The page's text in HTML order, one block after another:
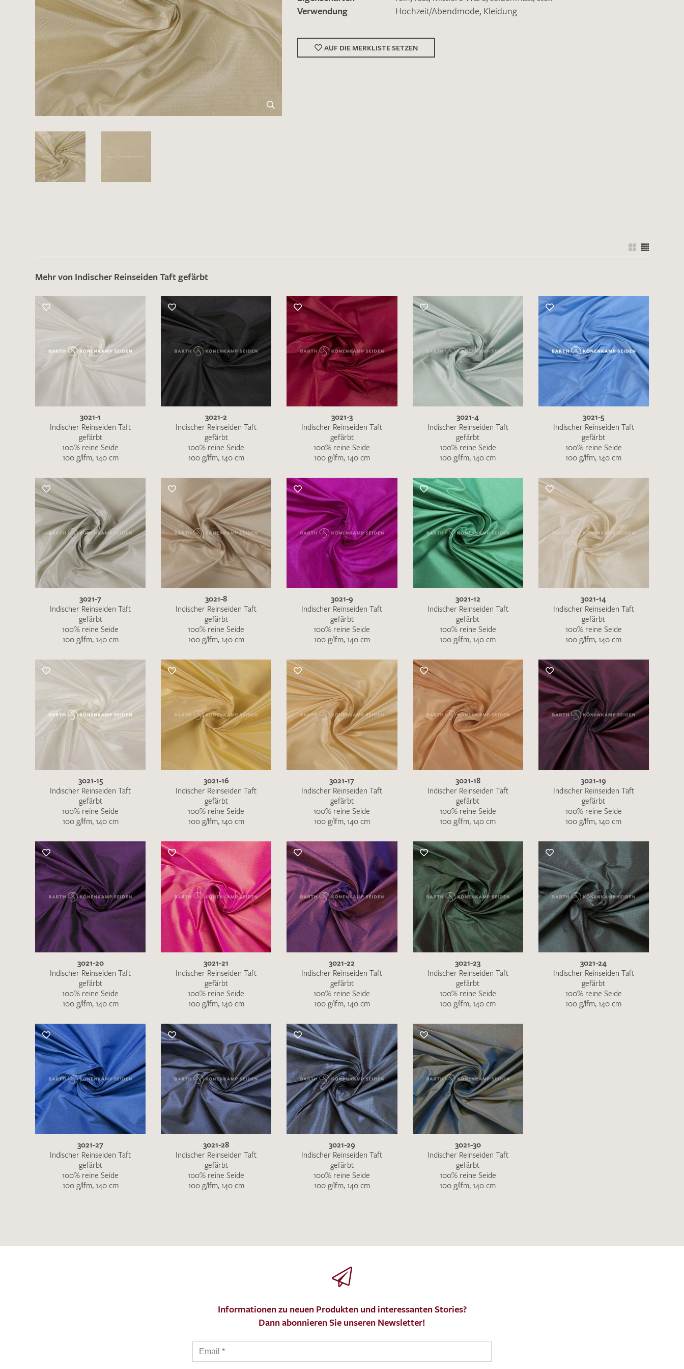
Merkliste / Musteranfrage
Es sind bisher keine Produkte auf Ihrer
Merkliste.
Sollten Sie dennoch eine individuelle
Musteranfrage stellen wollen, vermerken
Sie diese bitte im Feld "Anmerkungen".
IHRE KONTAKTDATEN
Leider ist das Kontaktformular zum aktuellen Zeitpunkt nicht funktionstüchtig. Bitte
schreiben Sie eine E-Mail mit ihren Kontaktdaten direkt aninfo@barth-seiden.de
.
Wir arbeiten schnellstmöglich an einer Lösung – Danke!
Ich bin damit einverstanden, dass meine angegebenen Daten zur Beantwortung meiner Musteranfrage
MUSTERANFRAGE SENDEN
Verwendung
Hochzeit/Abendmode, Kleidung
AUF DIE MERKLISTE SETZEN
Mehr von Indischer Reinseiden Taft gefärbt
3021-1
Indischer Reinseiden Taft
gefärbt
100% reine Seide
100 g/lfm, 140 cm
3021-2
Indischer Reinseiden Taft
gefärbt
100% reine Seide
100 g/lfm, 140 cm
3021-3
Indischer Reinseiden Taft
gefärbt
100% reine Seide
100 g/lfm, 140 cm
3021-4
Indischer Reinseiden Taft
gefärbt
100% reine Seide
100 g/lfm, 140 cm
3021-5
Indischer Reinseiden Taft
gefärbt
100% reine Seide
100 g/lfm, 140 cm
3021-7
Indischer Reinseiden Taft
gefärbt
100% reine Seide
100 g/lfm, 140 cm
3021-8
Indischer Reinseiden Taft
gefärbt
100% reine Seide
100 g/lfm, 140 cm
3021-9
Indischer Reinseiden Taft
gefärbt
100% reine Seide
100 g/lfm, 140 cm
3021-12
Indischer Reinseiden Taft
gefärbt
100% reine Seide
100 g/lfm, 140 cm
3021-14
Indischer Reinseiden Taft
gefärbt
100% reine Seide
100 g/lfm, 140 cm
3021-15
Indischer Reinseiden Taft
gefärbt
100% reine Seide
100 g/lfm, 140 cm
3021-16
Indischer Reinseiden Taft
gefärbt
100% reine Seide
100 g/lfm, 140 cm
3021-17
Indischer Reinseiden Taft
gefärbt
100% reine Seide
100 g/lfm, 140 cm
3021-18
Indischer Reinseiden Taft
gefärbt
100% reine Seide
100 g/lfm, 140 cm
3021-19
Indischer Reinseiden Taft
gefärbt
100% reine Seide
100 g/lfm, 140 cm
3021-20
Indischer Reinseiden Taft
gefärbt
100% reine Seide
100 g/lfm, 140 cm
3021-21
Indischer Reinseiden Taft
gefärbt
100% reine Seide
100 g/lfm, 140 cm
3021-22
Indischer Reinseiden Taft
gefärbt
100% reine Seide
100 g/lfm, 140 cm
3021-23
Indischer Reinseiden Taft
gefärbt
100% reine Seide
100 g/lfm, 140 cm
3021-24
Indischer Reinseiden Taft
gefärbt
100% reine Seide
100 g/lfm, 140 cm
3021-27
Indischer Reinseiden Taft
gefärbt
100% reine Seide
100 g/lfm, 140 cm
3021-28
Indischer Reinseiden Taft
gefärbt
100% reine Seide
100 g/lfm, 140 cm
3021-29
Indischer Reinseiden Taft
gefärbt
100% reine Seide
100 g/lfm, 140 cm
3021-30
Indischer Reinseiden Taft
gefärbt
100% reine Seide
100 g/lfm, 140 cm
Informationen zu neuen Produkten und interessanten Stories?
Dann abonnieren Sie unseren Newsletter!